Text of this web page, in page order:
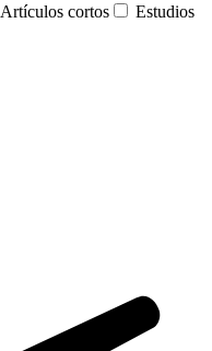
Artículos cortos
Estudios